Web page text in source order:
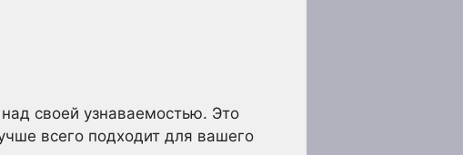
своей узнаваемостью. Это
всего подходит для вашего